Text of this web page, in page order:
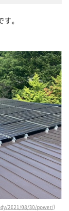
。
2021/08/30/power/）